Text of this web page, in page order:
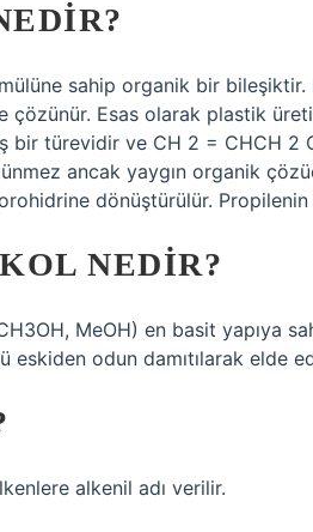
sahip organik bir bileşiktir.
çözünür. Esas olarak plastik
bir türevidir ve CH 2 = CHCH
ancak yaygın organik
dönüştürülür.
NEDIR?
MeOH) en basit yapıya
eskiden odun damıtılarak elde
alkenil adı verilir.